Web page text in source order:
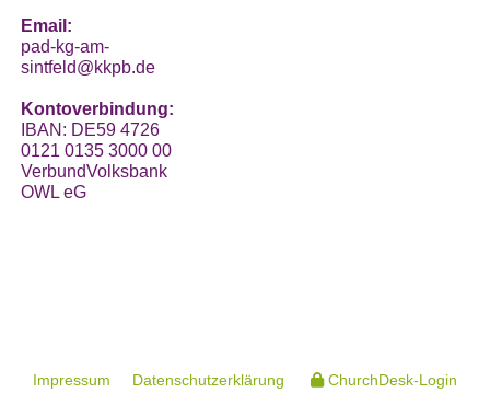
Email:
pad-kg-am-
sintfeld@kkpb.de
Kontoverbindung:
IBAN: DE59 4726
0121 0135 3000 00
VerbundVolksbank
OWL eG
Impressum Datenschutzerklärung ChurchDesk-Login